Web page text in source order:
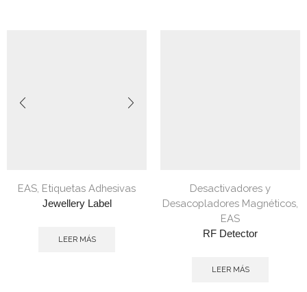
EAS Etiquetas Adhesivas
Jewellery Label
LEER MÁS
Desactivadores y
Desacopladores Magnéticos
EAS
RF Detector
LEER MÁS